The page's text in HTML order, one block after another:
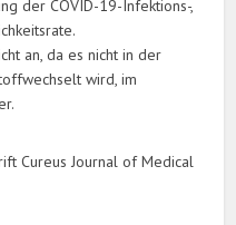
der COVID-19-Infektions-,
an, da es nicht in der
wird, im
Cureus Journal of Medical